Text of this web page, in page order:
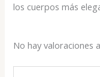
los cuerpos más
No hay valoraciones